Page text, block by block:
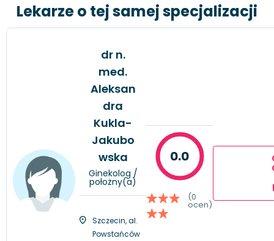
Lekarze o tej samej specjalizacji
dr n.
med.
Aleksan
dra
Kukla-
Jakubo
wska
Ginekolog /
położny(a)
Szczecin, al.
Powstańców
0.0
(0
ocen)